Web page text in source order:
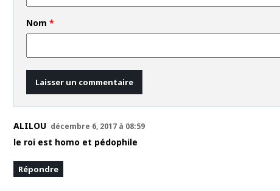
Nom *
ALILOU décembre 6, 2017 à 08:59
le roi est homo et pédophile
Répondre